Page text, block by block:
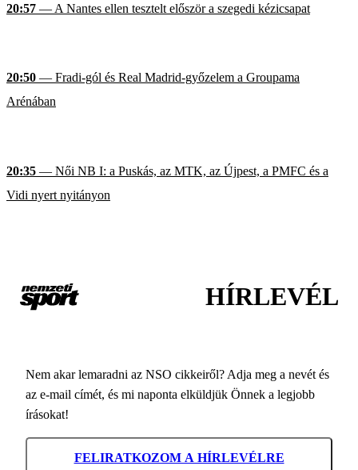
20:57 — A Nantes ellen tesztelt először a szegedi kézicsapat
20:50 — Fradi-gól és Real Madrid-győzelem a Groupama
Arénában
20:35 — Női NB I: a Puskás, az MTK, az Újpest, a PMFC és a
Vidi nyert nyitányon
HÍRLEVÉL
Nem akar lemaradni az NSO cikkeiről? Adja meg a nevét és
az e-mail címét, és mi naponta elküldjük Önnek a legjobb
írásokat!
FELIRATKOZOM A HÍRLEVÉLRE